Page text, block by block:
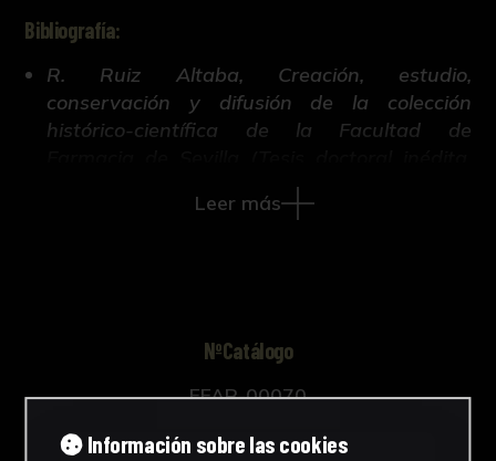
Bibliografía:
R. Ruiz Altaba, Creación, estudio,
conservación y difusión de la colección
histórico-científica de la Facultad de
421-663, Universidad de Sevilla, 2018).
Leer más
NºCatálogo
FFAR-00070
Tipología
Información sobre las cookies